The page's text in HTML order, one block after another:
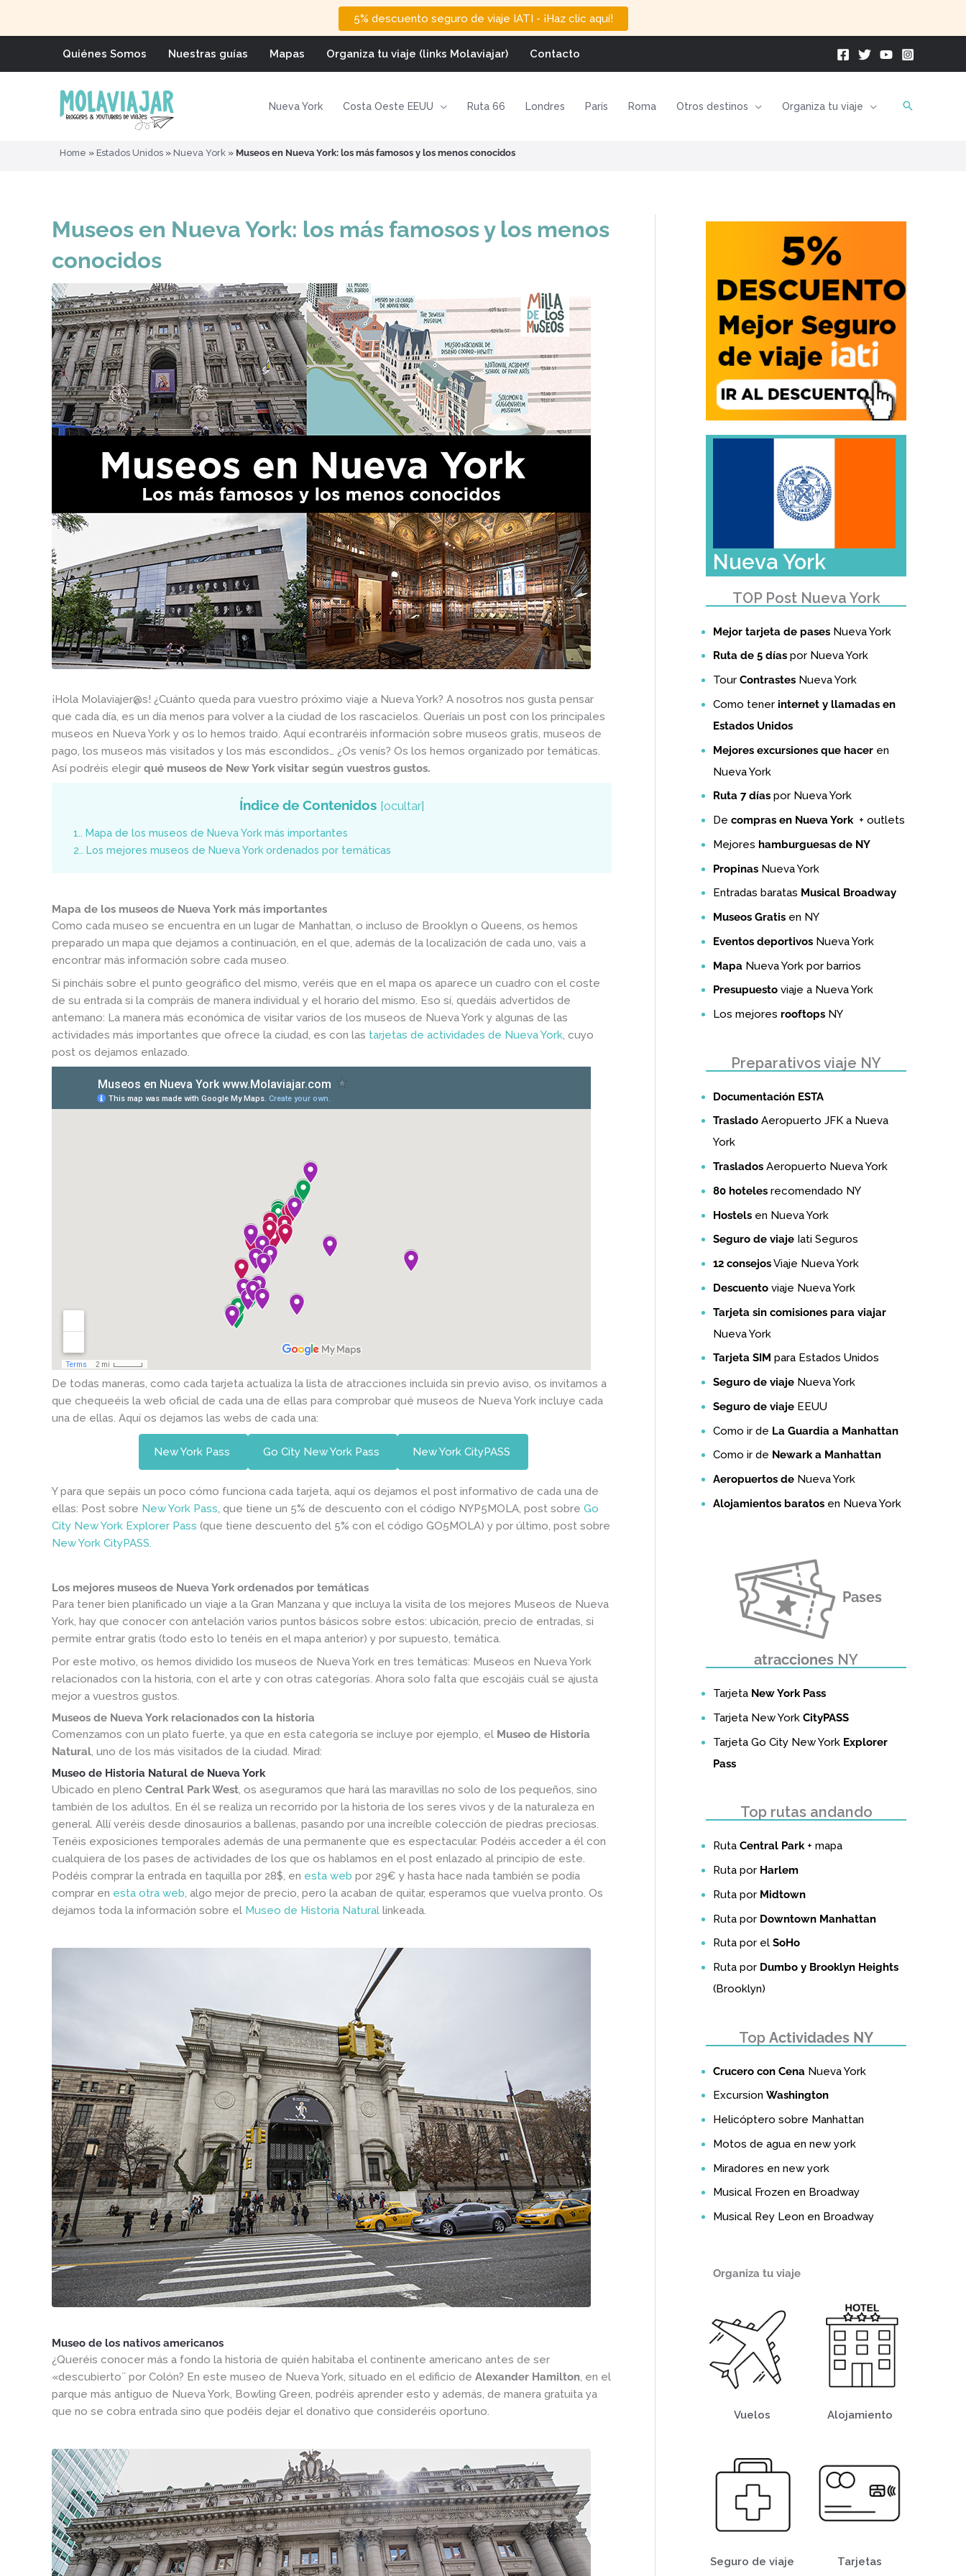
5% descuento seguro de viaje IATI - ¡Haz clic aquí!
Quiénes Somos Nuestras guías Mapas Organiza tu viaje (links Molaviajar) Contacto
Nueva York Costa Oeste EEUU Ruta 66 Londres París Roma Otros destinos Organiza tu viaje
Home » Estados Unidos » Nueva York » Museos en Nueva York: los más famosos y los menos conocidos
Museos en Nueva York: los más famosos y los menos
conocidos
¡Hola Molaviajer@s! ¿Cuánto queda para vuestro próximo viaje a Nueva York? A nosotros nos gusta pensar
que cada día, es un día menos para volver a la ciudad de los rascacielos. Queríais un post con los principales
museos en Nueva York y os lo hemos traido. Aquí econtraréis información sobre museos gratis, museos de
pago, los museos más visitados y los más escondidos… ¿Os venís? Os los hemos organizado por temáticas.
Así podréis elegir qué museos de New York visitar según vuestros gustos.
Índice de Contenidos [ocultar]
1.
Mapa de los museos de Nueva York más importantes
2.
Los mejores museos de Nueva York ordenados por temáticas
Mapa de los museos de Nueva York más importantes
Como cada museo se encuentra en un lugar de Manhattan, o incluso de Brooklyn o Queens, os hemos
preparado un mapa que dejamos a continuación, en el que, además de la localización de cada uno, vais a
encontrar más información sobre cada museo.
Si pincháis sobre el punto geográfico del mismo, veréis que en el mapa os aparece un cuadro con el coste
de su entrada si la compráis de manera individual y el horario del mismo. Eso sí, quedáis advertidos de
antemano: La manera más económica de visitar varios de los museos de Nueva York y algunas de las
actividades más importantes que ofrece la ciudad, es con las tarjetas de actividades de Nueva York, cuyo
post os dejamos enlazado.
De todas maneras, como cada tarjeta actualiza la lista de atracciones incluida sin previo aviso, os invitamos a
que chequeéis la web oficial de cada una de ellas para comprobar qué museos de Nueva York incluye cada
una de ellas. Aquí os dejamos las webs de cada una:
New York Pass Go City New York Pass New York CityPASS
Y para que sepáis un poco cómo funciona cada tarjeta, aquí os dejamos el post informativo de cada una de
ellas: Post sobre New York Pass, que tiene un 5% de descuento con el código NYP5MOLA, post sobre Go
City New York Explorer Pass (que tiene descuento del 5% con el código GO5MOLA) y por último, post sobre
New York CityPASS.
Los mejores museos de Nueva York ordenados por temáticas
Para tener bien planificado un viaje a la Gran Manzana y que incluya la visita de los mejores Museos de Nueva
York, hay que conocer con antelación varios puntos básicos sobre estos: ubicación, precio de entradas, si
permite entrar gratis (todo esto lo tenéis en el mapa anterior) y por supuesto, temática.
Por este motivo, os hemos dividido los museos de Nueva York en tres temáticas: Museos en Nueva York
relacionados con la historia, con el arte y con otras categorías. Ahora solo falta que escojáis cuál se ajusta
mejor a vuestros gustos.
Museos de Nueva York relacionados con la historia
Comenzamos con un plato fuerte, ya que en esta categoría se incluye por ejemplo, el Museo de Historia
Natural, uno de los más visitados de la ciudad. Mirad:
Museo de Historia Natural de Nueva York
Ubicado en pleno Central Park West, os aseguramos que hará las maravillas no solo de los pequeños, sino
también de los adultos. En él se realiza un recorrido por la historia de los seres vivos y de la naturaleza en
general. Allí veréis desde dinosaurios a ballenas, pasando por una increíble colección de piedras preciosas.
Tenéis exposiciones temporales además de una permanente que es espectacular. Podéis acceder a él con
cualquiera de los pases de actividades de los que os hablamos en el post enlazado al principio de este.
Podéis comprar la entrada en taquilla por 28$, en esta web por 29€ y hasta hace nada también se podía
comprar en esta otra web, algo mejor de precio, pero la acaban de quitar, esperamos que vuelva pronto. Os
dejamos toda la información sobre el Museo de Historia Natural linkeada.
Museo de los nativos americanos
¿Queréis conocer más a fondo la historia de quién habitaba el continente americano antes de ser
«descubierto´´ por Colón? En este museo de Nueva York, situado en el edificio de Alexander Hamilton, en el
parque más antiguo de Nueva York, Bowling Green, podréis aprender esto y además, de manera gratuita ya
que no se cobra entrada sino que podéis dejar el donativo que consideréis oportuno.
Nueva York
TOP Post Nueva York
Mejor tarjeta de pases Nueva York
Ruta de 5 días por Nueva York
Tour Contrastes Nueva York
Como tener internet y llamadas en
Estados Unidos
Mejores excursiones que hacer en
Nueva York
Ruta 7 días por Nueva York
De compras en Nueva York+ outlets
Mejores hamburguesas de NY
Propinas Nueva York
Entradas baratas Musical Broadway
Museos Gratis en NY
Eventos deportivos Nueva York
Mapa Nueva York por barrios
Presupuesto viaje a Nueva York
Los mejores rooftops NY
Preparativos viaje NY
Documentación ESTA
Traslado Aeropuerto JFK a Nueva
York
Traslados Aeropuerto Nueva York
80 hoteles recomendado NY
Hostels en Nueva York
Seguro de viaje Iati Seguros
12 consejosViaje Nueva York
Descuento viaje Nueva York
Tarjeta sin comisiones para viajar
Nueva York
Tarjeta SIM para Estados Unidos
Seguro de viaje Nueva York
Seguro de viaje EEUU
Como ir de La Guardia a Manhattan
Como ir de Newark a Manhattan
Aeropuertos de Nueva York
Alojamientos baratos en Nueva York
Pases
atracciones NY
Tarjeta New York Pass
Tarjeta New York CityPASS
Tarjeta Go City New York Explorer
Pass
Top rutas andando
Ruta Central Park+ mapa
Ruta por Harlem
Ruta por Midtown
Ruta por Downtown Manhattan
Ruta por el SoHo
Ruta por Dumbo y Brooklyn Heights
(Brooklyn)
Top Actividades NY
Crucero con Cena Nueva York
Excursion Washington
Helicóptero sobre Manhattan
Motos de agua en new york
Miradores en new york
Musical Frozen en Broadway
Musical Rey Leon en Broadway
Organiza tu viaje
Vuelos
Seguro de viaje
Alojamiento
Tarjetas